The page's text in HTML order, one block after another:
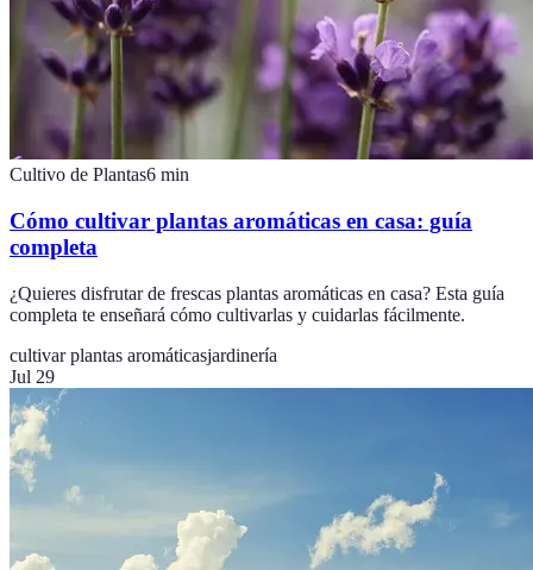
Cultivo de Plantas6 min
Cómo cultivar plantas aromáticas en casa: guía
completa
¿Quieres disfrutar de frescas plantas aromáticas en casa? Esta guía
completa te enseñará cómo cultivarlas y cuidarlas fácilmente.
cultivar plantas aromáticasjardinería
Jul 29